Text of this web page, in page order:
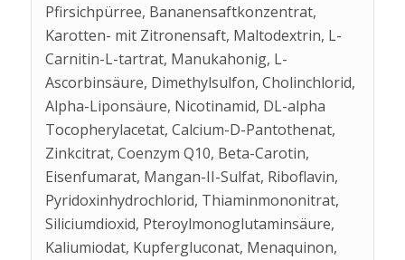
Pfirsichpürree, Bananensaftkonzentrat,
Karotten- mit Zitronensaft, Maltodextrin, L-
Carnitin-L-tartrat, Manukahonig, L-
Ascorbinsäure, Dimethylsulfon, Cholinchlorid,
Alpha-Liponsäure, Nicotinamid, DL-alpha
Tocopherylacetat, Calcium-D-Pantothenat,
Zinkcitrat, Coenzym Q10, Beta-Carotin,
Eisenfumarat, Mangan-II-Sulfat, Riboflavin,
Pyridoxinhydrochlorid, Thiaminmononitrat,
Siliciumdioxid, Pteroylmonoglutaminsäure,
Kaliumiodat, Kupfergluconat, Menaquinon,